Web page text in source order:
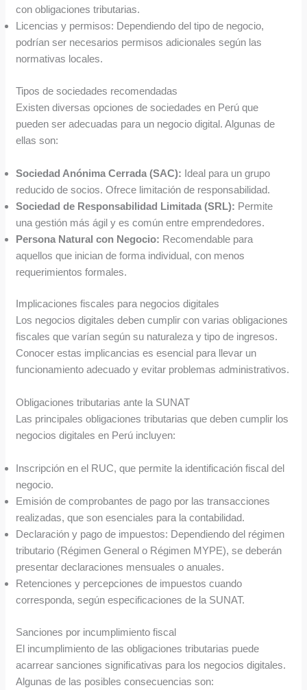
con obligaciones tributarias.
Licencias y permisos: Dependiendo del tipo de negocio,
podrían ser necesarios permisos adicionales según las
normativas locales.
Tipos de sociedades recomendadas
Existen diversas opciones de sociedades en Perú que
pueden ser adecuadas para un negocio digital. Algunas de
ellas son:
Sociedad Anónima Cerrada (SAC): Ideal para un grupo
reducido de socios. Ofrece limitación de responsabilidad.
Sociedad de Responsabilidad Limitada (SRL): Permite
una gestión más ágil y es común entre emprendedores.
Persona Natural con Negocio: Recomendable para
aquellos que inician de forma individual, con menos
requerimientos formales.
Implicaciones fiscales para negocios digitales
Los negocios digitales deben cumplir con varias obligaciones
fiscales que varían según su naturaleza y tipo de ingresos.
Conocer estas implicancias es esencial para llevar un
funcionamiento adecuado y evitar problemas administrativos.
Obligaciones tributarias ante la SUNAT
Las principales obligaciones tributarias que deben cumplir los
negocios digitales en Perú incluyen:
Inscripción en el RUC, que permite la identificación fiscal del
negocio.
Emisión de comprobantes de pago por las transacciones
realizadas, que son esenciales para la contabilidad.
Declaración y pago de impuestos: Dependiendo del régimen
tributario (Régimen General o Régimen MYPE), se deberán
presentar declaraciones mensuales o anuales.
Retenciones y percepciones de impuestos cuando
corresponda, según especificaciones de la SUNAT.
Sanciones por incumplimiento fiscal
El incumplimiento de las obligaciones tributarias puede
acarrear sanciones significativas para los negocios digitales.
Algunas de las posibles consecuencias son: